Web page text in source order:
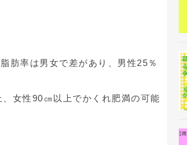
肪率は男女で差があり、男性25％
女性90㎝以上でかくれ肥満の可能